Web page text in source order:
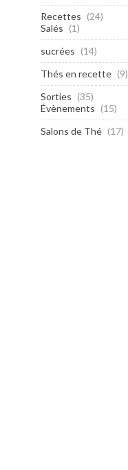
Recettes (24)
Salés (1)
sucrées (14)
Thés en recette (9)
Sorties (35)
Évènements (15)
Salons de Thé (17)